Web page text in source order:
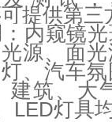
提供第三
内窥镜
源、面
、汽车
建筑、大
LED灯具